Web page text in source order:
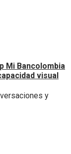
Mi Bancolombia
visual
y